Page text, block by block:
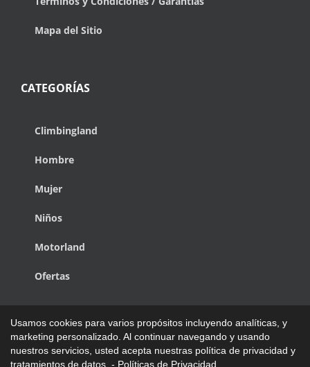
Mapa del Sitio
CATEGORÍAS
Climbingland
Hombre
Mujer
Niños
Motorland
Ofertas
Copyright © 1988 - 2027 de Climbingland Pap Power | Todos los
Usamos cookies para varios propósitos incluyendo analíticas, y
marketing personalizado. Al continuar navegando y usando
nuestros servicios, usted acepta nuestras política de privacidad y
tratamientos de datos. - Políticas de Privacidad